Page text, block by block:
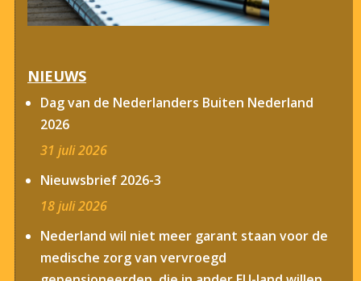
NIEUWS
Dag van de Nederlanders Buiten Nederland
2026
31 juli 2026
Nieuwsbrief 2026-3
18 juli 2026
Nederland wil niet meer garant staan voor de
medische zorg van vervroegd